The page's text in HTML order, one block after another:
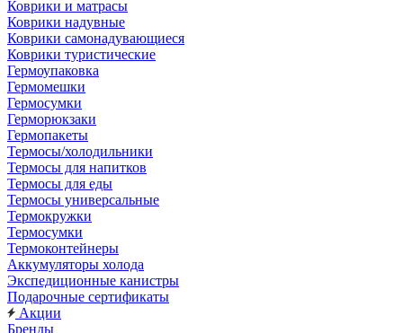
Коврики и матрасы
Коврики надувные
Коврики самонадувающиеся
Коврики туристические
Гермоупаковка
Гермомешки
Гермосумки
Герморюкзаки
Гермопакеты
Термосы/холодильники
Термосы для напитков
Термосы для еды
Термосы универсальные
Термокружки
Термосумки
Термоконтейнеры
Аккумуляторы холода
Экспедиционные канистры
Подарочные сертификаты
Акции
Бренды